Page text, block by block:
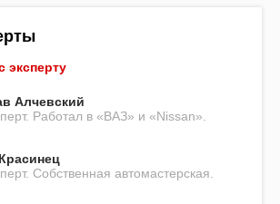
эксперту
Алчевский
Работал в «ВАЗ» и «Nissan».
Собственная автомастерская.